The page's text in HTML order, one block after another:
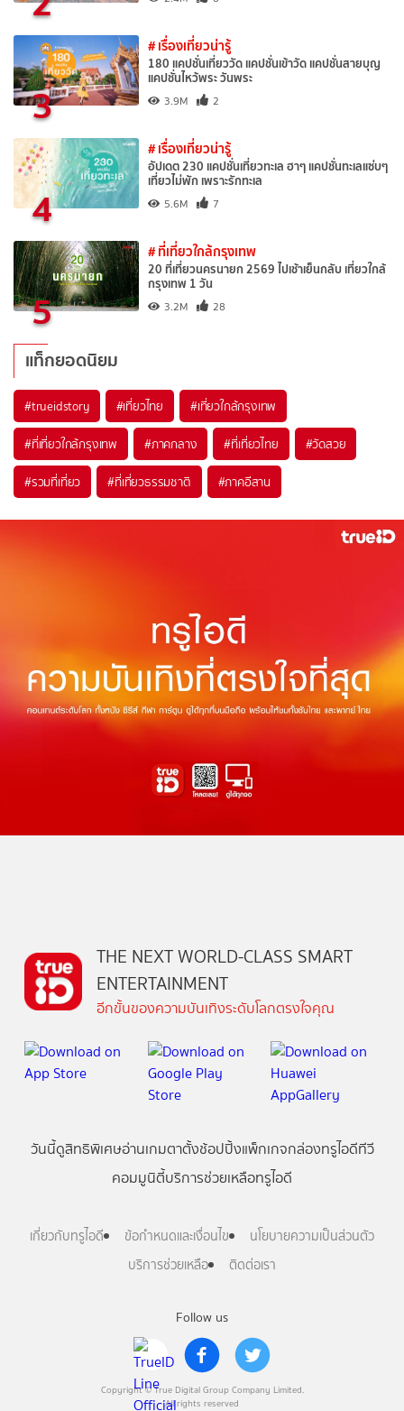
3
# เรื่องเที่ยวน่ารู้
180 แคปชั่นเที่ยววัด แคปชั่นเข้าวัด แคปชั่นสายบุญ
แคปชั่นไหว้พระ วันพระ
3.9M 2
4
# เรื่องเที่ยวน่ารู้
อัปเดต 230 แคปชั่นเที่ยวทะเล ฮาๆ แคปชั่นทะเลแซ่บๆ
เที่ยวไม่พัก เพราะรักทะเล
5.6M 7
5
# ที่เที่ยวใกล้กรุงเทพ
20 ที่เที่ยวนครนายก 2569 ไปเช้าเย็นกลับ เที่ยวใกล้
กรุงเทพ 1 วัน
3.2M 28
แท็กยอดนิยม
#trueidstory #เที่ยวไทย #เที่ยวใกล้กรุงเทพ
#ที่เที่ยวใกล้กรุงเทพ #ภาคกลาง #ที่เที่ยวไทย #วัดสวย
#รวมที่เที่ยว #ที่เที่ยวธรรมชาติ #ภาคอีสาน
Follow us
Copyright © True Digital Group Company Limited.
All rights reserved
THE NEXT WORLD-CLASS SMART
ENTERTAINMENT
อีกขั้นของความบันเทิงระดับโลกตรงใจคุณ
วันนี้ดูสิทธิพิเศษอ่านเกมตาตั้งช้อปปิ้งแพ็กเกจกล่องทรูไอดีทีวี
คอมมูนิตี้บริการช่วยเหลือทรูไอดี
เกี่ยวกับทรูไอดี ข้อกำหนดและเงื่อนไข
นโยบายความเป็นส่วนตัว
บริการช่วยเหลือ
ติดต่อเรา